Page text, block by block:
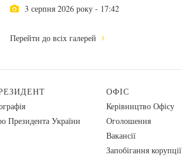
3 серпня 2026 року - 17:42
Перейти до всіх галерей
Президента України
ОФІС
Керівництво Офісу
Оголошення
Вакансії
Запобігання корупції